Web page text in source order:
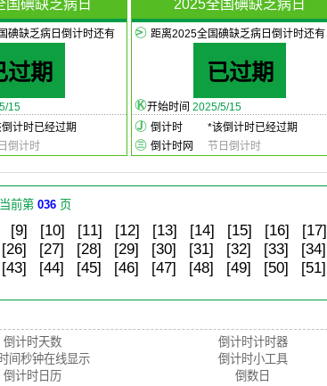
国碘缺乏病日
碘缺乏病日倒计时还有
过期
15
计时已经过期
倒计时
2025全国碘缺乏病日
距离2025全国碘缺乏病日倒计时还有
已过期
开始时间 2025/5/15
倒计时
*该倒计时已经过期
倒计时网
节日倒计时
当前第 036 页
[9] [10] [11] [12] [13] [14] [15] [16]
[17]
[26] [27] [28] [29] [30] [31] [32] [33]
[34]
[43] [44] [45] [46] [47] [48] [49] [50]
[51]
倒计时天数
间秒钟在线显示
倒计时日历
倒计时计时器
倒计时小工具
倒数日